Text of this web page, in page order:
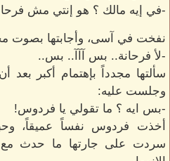
-في إيه مالك ؟ هو إنتي مش
نفخت في آسى، وأجابتها بصوت
-لأ فرحانة.. بس آآآ.. بس..
سألتها مجدداً بإهتمام أكبر بعد
وجلست عليه:
-بس ايه ؟ ما تقولي يا فردوس!
أخذت فردوس نفساً عميقاً،
سردت على جارتها ما حدث مع